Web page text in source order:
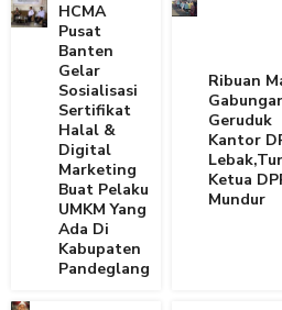
HCMA
Pusat
Banten
Gelar
Sosialisasi
Sertifikat
Halal &
Digital
Marketing
Buat Pelaku
UMKM Yang
Ada Di
Kabupaten
Pandeglang
Ribuan
Geruduk
Kantor
Ketua
Mundur